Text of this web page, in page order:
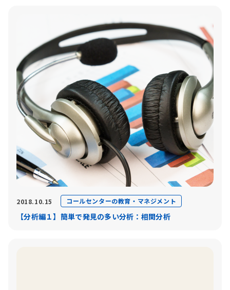
2018.10.15 コールセンターの教育・マネジメント
【分析編１】簡単で発見の多い分析：相関分析